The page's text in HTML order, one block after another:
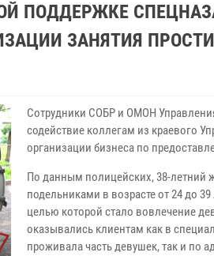
ПОДДЕРЖКЕ
ЗАНЯТИЯ
Сотрудники СОБР и ОМОН
содействие коллегам из краевого
организации бизнеса по
По данным полицейских, 38-летний
подельниками в возрасте от 24 до
целью которой стало вовлечение
оказывались клиентам как в
проживала часть девушек, так и по